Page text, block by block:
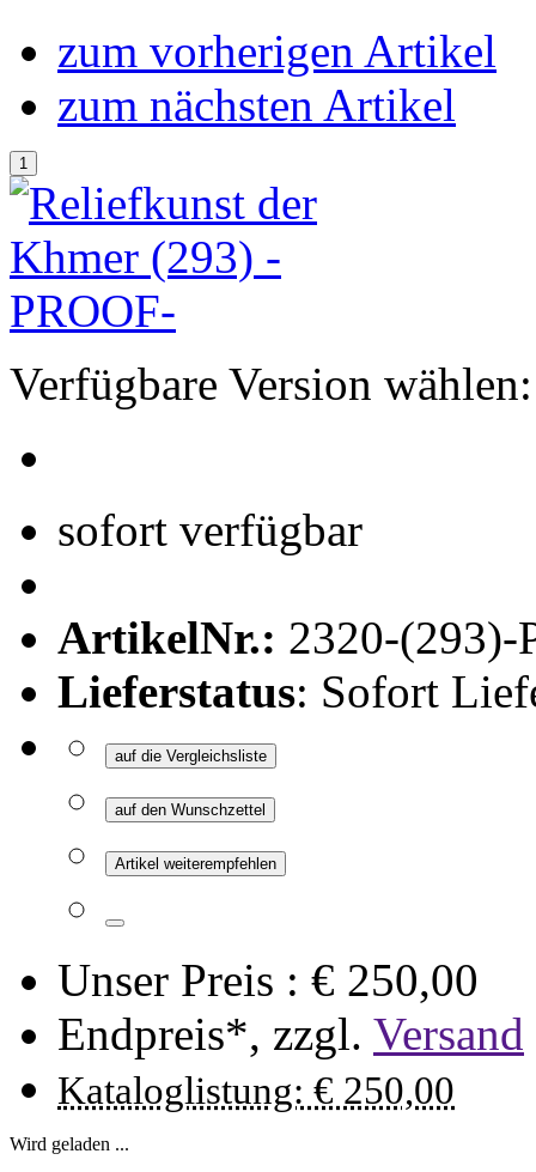
zum vorherigen Artikel
zum nächsten Artikel
Verfügbare Version wählen:
sofort verfügbar
ArtikelNr.: 2320-(293)-
Lieferstatus: Sofort
auf die Vergleichsliste
auf den Wunschzettel
Artikel weiterempfehlen
Unser Preis : € 250,00
Endpreis*, zzgl. Versand
Kataloglistung: € 250,00
Wird geladen ...